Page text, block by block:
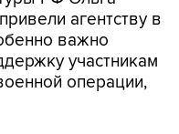
агентству в
важно
участникам
операции,